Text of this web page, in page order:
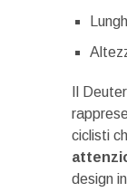
Il
ciclisti
design